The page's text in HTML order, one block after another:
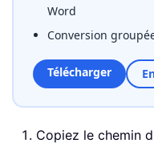
Word
Conversion
Télécharger
Copiez le chemin